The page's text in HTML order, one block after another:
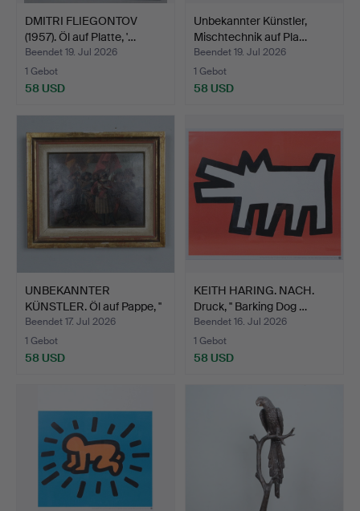
DMITRI FLIEGONTOV
(1957). Öl auf Platte, '…
Beendet 19. Jul 2026
1 Gebot
58 USD
Unbekannter Künstler,
Mischtechnik auf Pla…
Beendet 19. Jul 2026
1 Gebot
58 USD
UNBEKANNTER
KÜNSTLER. Öl auf Pappe, ''
Gru…
Beendet 17. Jul 2026
1 Gebot
58 USD
KEITH HARING. NACH.
Druck, '' Barking Dog …
Beendet 16. Jul 2026
1 Gebot
58 USD